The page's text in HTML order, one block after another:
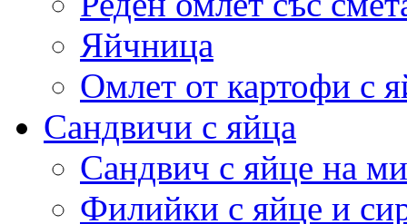
Яйчница
Омлет от картофи с
Сандвичи с яйца
Сандвич с яйце на
Филийки с яйце и